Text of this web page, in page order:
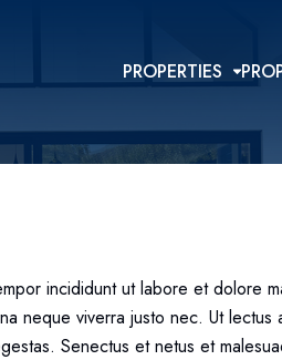
PROPERTIES
incididunt ut labore et dolore
neque viverra justo nec. Ut
Senectus et netus et